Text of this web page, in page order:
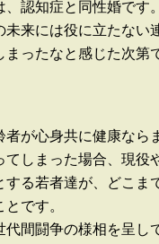
認知症と同性婚です。
未来には役に立たない
ったなと感じた次第
者が心身共に健康なら
てしまった場合、現役
する若者達が、どこま
です。
代間闘争の様相を呈し